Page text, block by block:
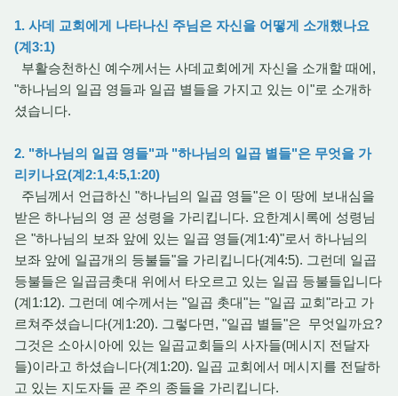
1. 사데 교회에게 나타나신 주님은 자신을 어떻게 소개했나요
(계3:1)
부활승천하신 예수께서는 사데교회에게 자신을 소개할 때에,
"하나님의 일곱 영들과 일곱 별들을 가지고 있는 이"로 소개하
셨습니다.
2. "하나님의 일곱 영들"과 "하나님의 일곱 별들"은 무엇을 가
리키나요(계2:1,4:5,1:20)
주님께서 언급하신 "하나님의 일곱 영들"은 이 땅에 보내심을
받은 하나님의 영 곧 성령을 가리킵니다. 요한계시록에 성령님
은 "하나님의 보좌 앞에 있는 일곱 영들(계1:4)"로서 하나님의
보좌 앞에 일곱개의 등불들"을 가리킵니다(계4:5). 그런데 일곱
등불들은 일곱금촛대 위에서 타오르고 있는 일곱 등불들입니다
(계1:12). 그런데 예수께서는 "일곱 촛대"는 "일곱 교회"라고 가
르쳐주셨습니다(게1:20). 그렇다면, "일곱 별들"은 무엇일까요?
그것은 소아시아에 있는 일곱교회들의 사자들(메시지 전달자
들)이라고 하셨습니다(계1:20). 일곱 교회에서 메시지를 전달하
고 있는 지도자들 곧 주의 종들을 가리킵니다.